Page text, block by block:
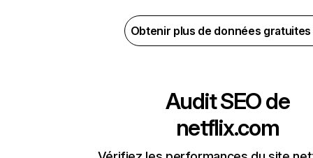
Obtenir plus de données
Audit SEO de
netflix.com